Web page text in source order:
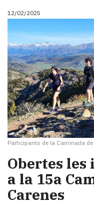
12/02/2025
Participants de la Caminada
Obertes
a la 15a
Carenes